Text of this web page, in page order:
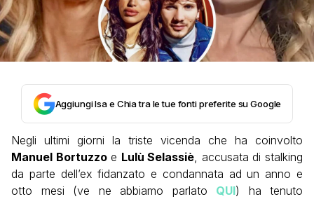
Aggiungi Isa e Chia tra le tue fonti preferite su Google
Negli ultimi giorni la triste vicenda che ha coinvolto
Manuel Bortuzzoe Lulù Selassiè, accusata di stalking
da parte dell’ex fidanzato e condannata ad un anno e
otto mesi (ve ne abbiamo parlato QUI) ha tenuto